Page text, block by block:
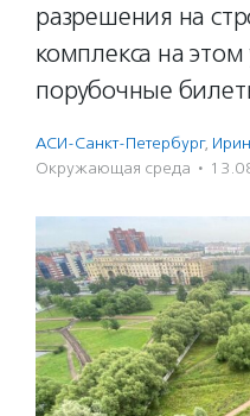
разрешения на
комплекса на этом
порубочные
АСИ-Санкт-Петербург,
Окружающая среда ·